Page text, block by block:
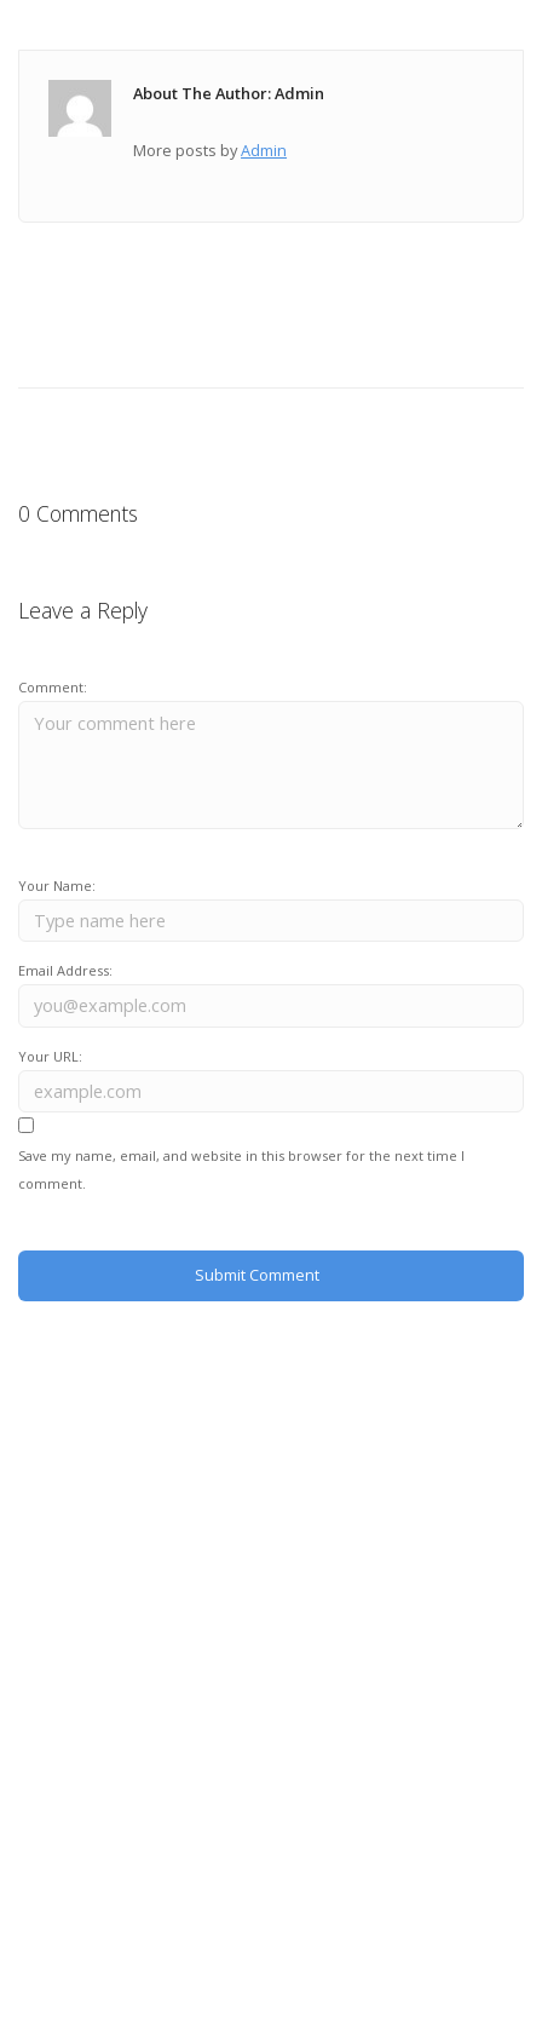
About The Author: Admin
More posts byAdmin
0 Comments
Leave a Reply
Comment:
Your Name:
Email Address:
Your URL:
Save my name, email, and website in this browser for the next time I
comment.